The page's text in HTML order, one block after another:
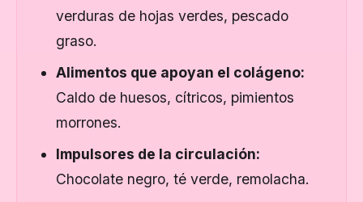
verduras de hojas verdes, pescado
graso.
Alimentos que apoyan el colágeno:
Caldo de huesos, cítricos, pimientos
morrones.
Impulsores de la circulación:
Chocolate negro, té verde, remolacha.